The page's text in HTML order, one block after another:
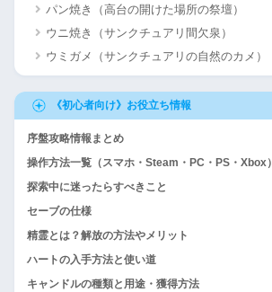
パン焼き（高台の開けた場所の祭壇）
ウニ焼き（サンクチュアリ間欠泉）
ウミガメ（サンクチュアリの自然のカメ）
《初心者向け》お役立ち情報
序盤攻略情報まとめ
操作方法一覧（スマホ・Steam・PC・PS・Xbox）
探索中に迷ったらすべきこと
セーブの仕様
精霊とは？解放の方法やメリット
ハートの入手方法と使い道
キャンドルの種類と用途・獲得方法